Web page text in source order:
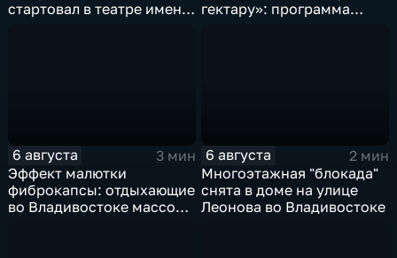
стартовал в театре имени
гектару»: программа
6 августа
3 мин
Эффект малютки
фиброкапсы: отдыхающие
во Владивостоке массово
6 августа
2 мин
Многоэтажная "блокада"
снята в доме на улице
Леонова во Владивостоке